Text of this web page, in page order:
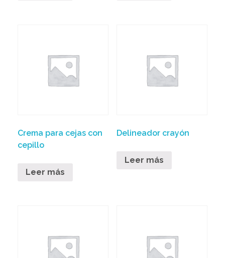
Crema para cejas con
cepillo
Leer más
Delineador crayón
Leer más